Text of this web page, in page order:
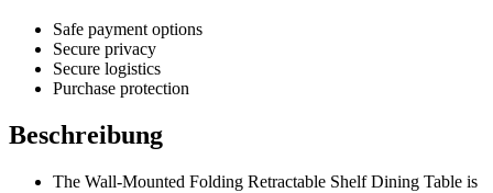
Safe payment options
Secure privacy
Secure logistics
Purchase protection
Beschreibung
The Wall-Mounted Folding Retractable Shelf Dining Table is